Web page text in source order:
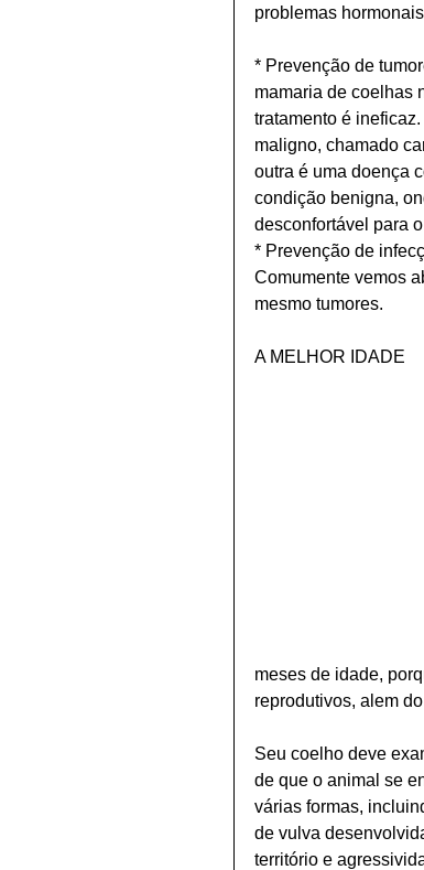
problemas
* Prevenção de
mamaria de coelhas
tratamento é
maligno, chamado
outra é uma doença
condição benigna,
desconfortável para
* Prevenção de
Comumente vemos
mesmo tumores.
A MELHOR IDADE
meses de idade,
reprodutivos, alem
Seu coelho deve
de que o animal se
várias formas,
de vulva
território e